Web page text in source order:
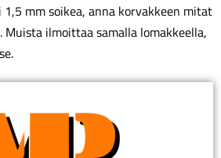
mm soikea, anna korvakkeen mitat
. Muista ilmoittaa samalla lomakkeella,